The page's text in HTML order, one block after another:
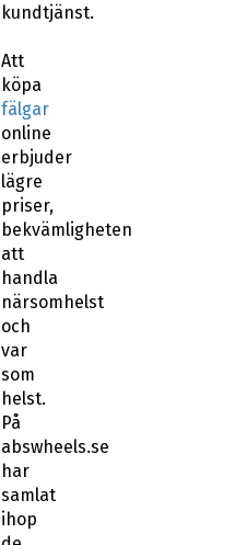
kundtjänst.
Att
köpa
fälgar
online
erbjuder
lägre
priser,
bekvämligheten
att
handla
närsomhelst
och
var
som
helst.
På
abswheels.se
har
samlat
ihop